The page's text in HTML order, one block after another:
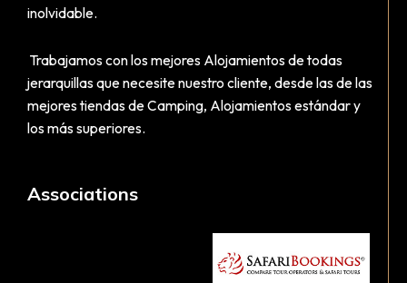
inolvidable.
Trabajamos con los mejores Alojamientos de todas
jerarquillas que necesite nuestro cliente, desde las de las
mejores tiendas de Camping, Alojamientos estándar y
los más superiores.
Associations